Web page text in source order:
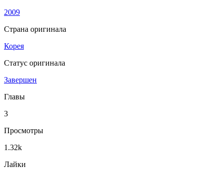
2009
Страна оригинала
Корея
Статус оригинала
Завершен
Главы
3
Просмотры
1.32k
Лайки